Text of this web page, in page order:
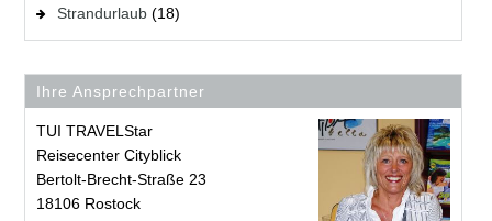
Strandurlaub (18)
Ihre Ansprechpartner
TUI TRAVELStar
Reisecenter Cityblick
Bertolt-Brecht-Straße 23
18106 Rostock